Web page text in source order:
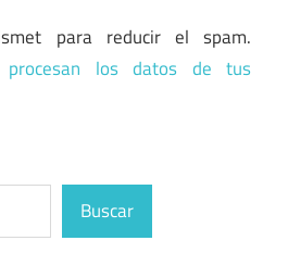
para reducir el spam.
procesan los datos de tus
Buscar